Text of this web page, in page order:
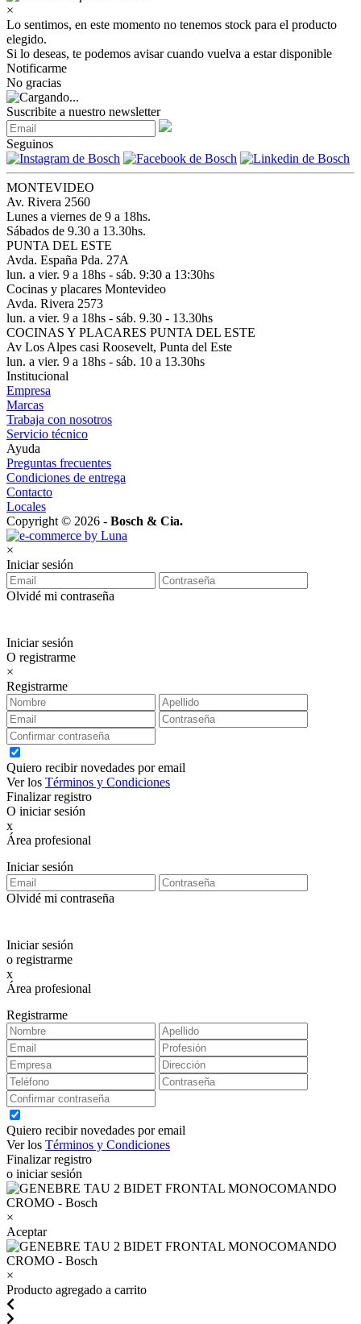
×
Lo sentimos, en este momento no tenemos stock para el producto
elegido.
Si lo deseas, te podemos avisar cuando vuelva a estar disponible
Notificarme
No gracias
Suscribite a nuestro newsletter
Seguinos
MONTEVIDEO
Av. Rivera 2560
Lunes a viernes de 9 a 18hs.
Sábados de 9.30 a 13.30hs.
PUNTA DEL ESTE
Avda. España Pda. 27A
lun. a vier. 9 a 18hs - sáb. 9:30 a 13:30hs
Cocinas y placares Montevideo
Avda. Rivera 2573
lun. a vier. 9 a 18hs - sáb. 9.30 - 13.30hs
COCINAS Y PLACARES PUNTA DEL ESTE
Av Los Alpes casi Roosevelt, Punta del Este
lun. a vier. 9 a 18hs - sáb. 10 a 13.30hs
Institucional
Empresa
Marcas
Trabaja con nosotros
Servicio técnico
Ayuda
Preguntas frecuentes
Condiciones de entrega
Contacto
Locales
Copyright © 2026 - Bosch & Cia.
×
Iniciar sesión
Olvidé mi contraseña
Iniciar sesión
O registrarme
×
Registrarme
Quiero recibir novedades por email
Ver los Términos y Condiciones
Finalizar registro
O iniciar sesión
x
Área profesional
Iniciar sesión
Olvidé mi contraseña
Iniciar sesión
o registrarme
x
Área profesional
Registrarme
Quiero recibir novedades por email
Ver los Términos y Condiciones
Finalizar registro
o iniciar sesión
×
Aceptar
×
Producto agregado a carrito